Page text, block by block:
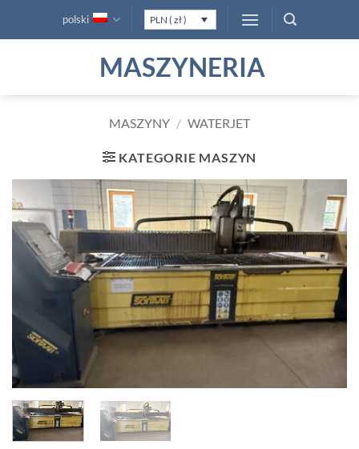
polski PLN ( zł )
MASZYNERIA
MASZYNY / WATERJET
KATEGORIE MASZYN